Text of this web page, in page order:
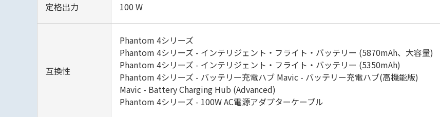
定格出力 100 W
互換性
Phantom 4シリーズ
Phantom 4シリーズ - インテリジェント・フライト・バッテリー (5870mAh、大容量)
Phantom 4シリーズ - インテリジェント・フライト・バッテリー (5350mAh)
Phantom 4シリーズ - バッテリー充電ハブ Mavic - バッテリー充電ハブ(高機能版)
Mavic - Battery Charging Hub (Advanced)
Phantom 4シリーズ - 100W AC電源アダプターケーブル